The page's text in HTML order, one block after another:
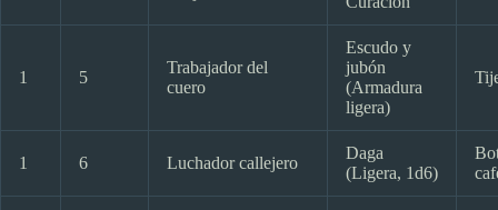
1 5
Trabajador del
cuero
Escudo y
jubón
(Armadura
ligera)
1 6 Luchador callejero
Daga
(Ligera, 1d6)